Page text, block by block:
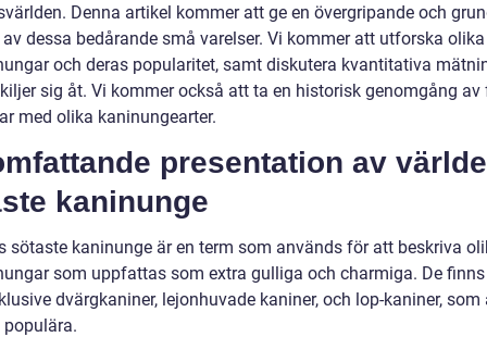
Denna artikel kommer att ge en övergripande och
dessa bedårande små varelser. Vi kommer att utforska
och deras popularitet, samt diskutera kvantitativa
sig åt. Vi kommer också att ta en historisk genomgång av
med olika kaninungearter.
presentation av
kaninunge
sötaste kaninunge är en term som används för att beskriva
som uppfattas som extra gulliga och charmiga. De
dvärgkaniner, lejonhuvade kaniner, och lop-kaniner, som
populära.